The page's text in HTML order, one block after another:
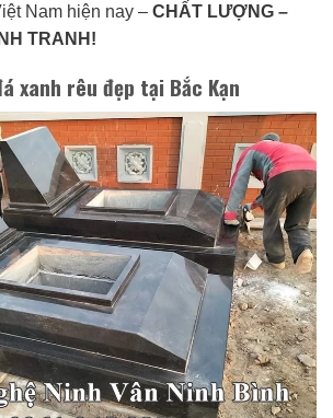
Nam hiện nay – CHẤT LƯỢNG –
TRANH!
xanh rêu đẹp tại Bắc Kạn